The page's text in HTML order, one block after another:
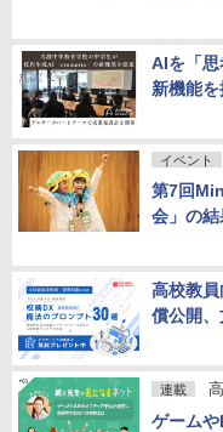
AIを「
新機能
イベント
第7回
会」の
高校教
償公開
連載
ゲーム